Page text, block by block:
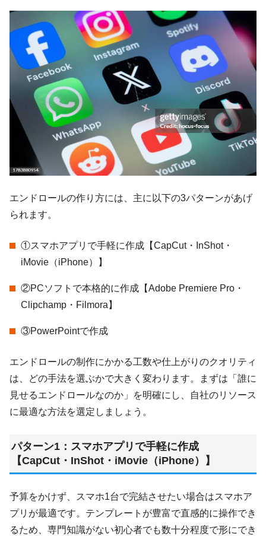
エンドロールの作り方には、主に以下の3パターンがあげ
られます。
①スマホアプリで手軽に作成【CapCut・InShot・
iMovie（iPhone）】
②PCソフトで本格的に作成【Adobe Premiere Pro・
Clipchamp・Filmora】
③PowerPointで作成
エンドロールの制作にかかる工数や仕上がりのクオリティ
は、どの手法を選ぶかで大きく変わります。まずは「誰に
見せるエンドロールなのか」を明確にし、自社のリソース
に最適な方法を選定しましょう。
パターン1：スマホアプリで手軽に作成
【CapCut・InShot・iMovie（iPhone）】
予算をかけず、スマホ1台で完結させたい場合はスマホア
プリが最適です。テンプレートが豊富で直感的に操作でき
るため、専門知識がない初心者でも数十分程度で形にでき